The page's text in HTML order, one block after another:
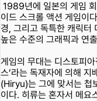
1989년에 일본의 게임
이드 스크롤 액션 게임이
경, 그리고 독특한 캐릭터
높은 수준의 그래픽과 연
게임의 무대는 디스토피
스’라는 독재자에 의해
(Hiryu)는 그에 맞서는 첩
이다. 히류는 혼자서 메요